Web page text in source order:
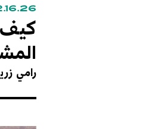
كيف
رامي